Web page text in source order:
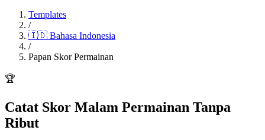
Templates
/
🇮🇩 Bahasa Indonesia
/
Papan Skor Permainan
🏆
Catat Skor Malam Permainan Tanpa
Ribut